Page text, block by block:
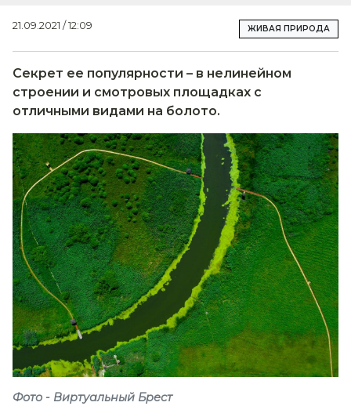
21.09.2021 / 12:09 ЖИВАЯ ПРИРОДА
Секрет ее популярности – в нелинейном
строении и смотровых площадках с
отличными видами на болото.
Фото - Виртуальный Брест